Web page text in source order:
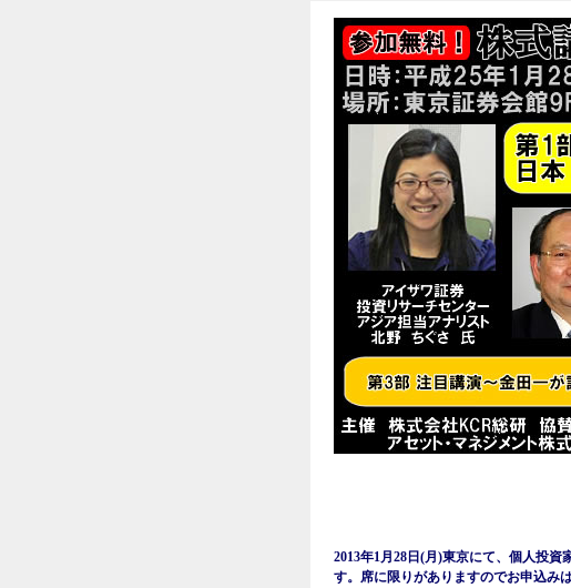
2013年1月28日(月)東京にて、個人投資
す。席に限りがありますのでお申込み